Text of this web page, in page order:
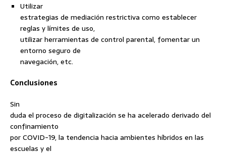
Utilizar
estrategias de mediación restrictiva como establecer
reglas y límites de uso,
utilizar herramientas de control parental, fomentar un
entorno seguro de
navegación, etc.
Conclusiones
Sin
duda el proceso de digitalización se ha acelerado derivado del
confinamiento
por COVID-19, la tendencia hacia ambientes híbridos en las
escuelas y el